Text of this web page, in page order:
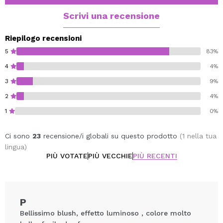
Scrivi una recensione
Riepilogo recensioni
5 83%
4 4%
3 9%
2 4%
1 0%
Ci sono 23 recensione/i globali su questo prodotto (1 nella tua
lingua)
PIÙ VOTATEPIÙ VECCHIEPIÙ RECENTI
P
Bellissimo blush, effetto luminoso , colore molto